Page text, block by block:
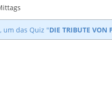
um das Quiz "DIE TRIBUTE VON